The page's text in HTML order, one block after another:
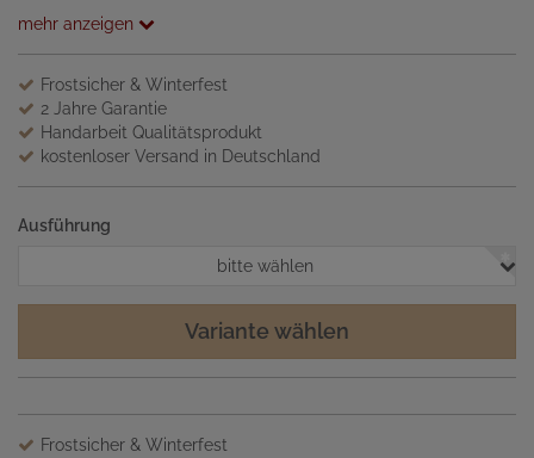
mehr anzeigen
Frostsicher & Winterfest
2 Jahre Garantie
Handarbeit Qualitätsprodukt
kostenloser Versand in Deutschland
Ausführung
bitte wählen
Variante wählen
Frostsicher & Winterfest